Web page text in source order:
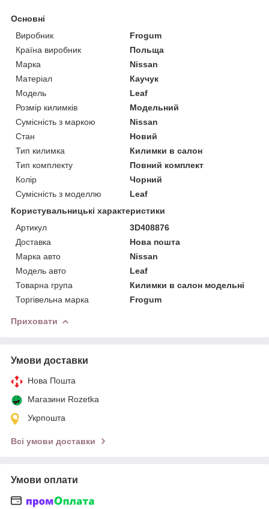
Основні
Виробник
Frogum
Країна виробник
Польща
Марка
Nissan
Матеріал
Каучук
Модель
Leaf
Розмір килимків
Модельний
Сумісність з маркою
Nissan
Стан
Новий
Тип килимка
Килимки в салон
Тип комплекту
Повний комплект
Колір
Чорний
Сумісність з моделлю
Leaf
Користувальницькі характеристики
Артикул
3D408876
Доставка
Нова пошта
Марка авто
Nissan
Модель авто
Leaf
Товарна група
Килимки в салон модельні
Торгівельна марка
Frogum
Приховати
Умови доставки
Нова Пошта
Магазини Rozetka
Укрпошта
Всі умови доставки
Умови оплати